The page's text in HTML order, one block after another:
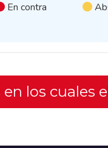
En contra
en los cuales